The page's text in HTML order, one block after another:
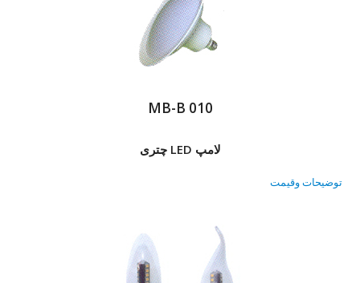
MB-B 010
لامپ LED چتری
توضیحات وقیمت